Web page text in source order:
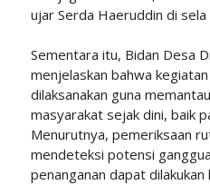
ujar Serda Haeruddin di sela
Sementara itu, Bidan Desa
menjelaskan bahwa
dilaksanakan guna
masyarakat sejak dini, baik
Menurutnya, pemeriksaan
mendeteksi potensi
penanganan dapat dilakukan